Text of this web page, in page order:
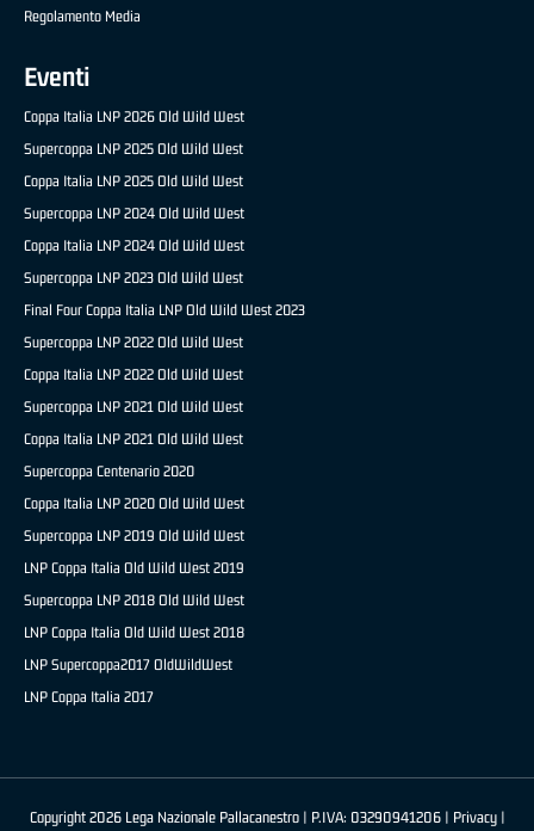
Regolamento Media
Eventi
Coppa Italia LNP 2026 Old Wild West
Supercoppa LNP 2025 Old Wild West
Coppa Italia LNP 2025 Old Wild West
Supercoppa LNP 2024 Old Wild West
Coppa Italia LNP 2024 Old Wild West
Supercoppa LNP 2023 Old Wild West
Final Four Coppa Italia LNP Old Wild West 2023
Supercoppa LNP 2022 Old Wild West
Coppa Italia LNP 2022 Old Wild West
Supercoppa LNP 2021 Old Wild West
Coppa Italia LNP 2021 Old Wild West
Supercoppa Centenario 2020
Coppa Italia LNP 2020 Old Wild West
Supercoppa LNP 2019 Old Wild West
LNP Coppa Italia Old Wild West 2019
Supercoppa LNP 2018 Old Wild West
LNP Coppa Italia Old Wild West 2018
LNP Supercoppa2017 OldWildWest
LNP Coppa Italia 2017
Copyright 2026 Lega Nazionale Pallacanestro | P.IVA: 03290941206 | Privacy|